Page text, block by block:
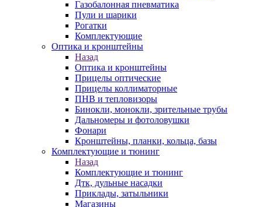
Газобалонная пневматика
Пули и шарики
Рогатки
Комплектующие
Оптика и кронштейны
Назад
Оптика и кронштейны
Прицелы оптические
Прицелы коллиматорные
ПНВ и тепловизоры
Бинокли, монокли, зрительные трубы
Дальномеры и фотоловушки
Фонари
Кронштейны, планки, кольца, базы
Комплектующие и тюнинг
Назад
Комплектующие и тюнинг
Дтк, дульные насадки
Приклады, затыльники
Магазины